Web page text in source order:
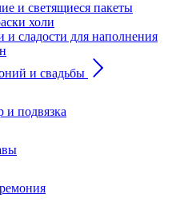
и светящиеся пакеты
холи
сладости для наполнения
и свадьбы
и подвязка